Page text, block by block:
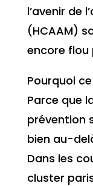
l’avenir de
(HCAAM)
encore flou
Pourquoi
Parce que
prévention
bien au-
Dans les
cluster